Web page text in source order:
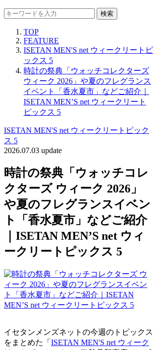
検索
TOP
FEATURE
ISETAN MEN'S net ウィークリートピ
ックス 5
時計の祭典「ウォッチコレクターズ
ウィーク 2026」や夏のフレグランス
イベント「香水夏市」などご紹介｜
ISETAN MEN’S net ウィークリート
ピックス 5
ISETAN MEN'S net ウィークリートピック
ス 5
2026.07.03 update
時計の祭典「ウォッチコレ
クターズ ウィーク 2026」
や夏のフレグランスイベン
ト「香水夏市」などご紹介
｜ISETAN MEN’S net ウィ
ークリートピックス 5
イセタンメンズネットの今週のトピックス
をまとめた「 ISETAN MEN'S net ウィーク